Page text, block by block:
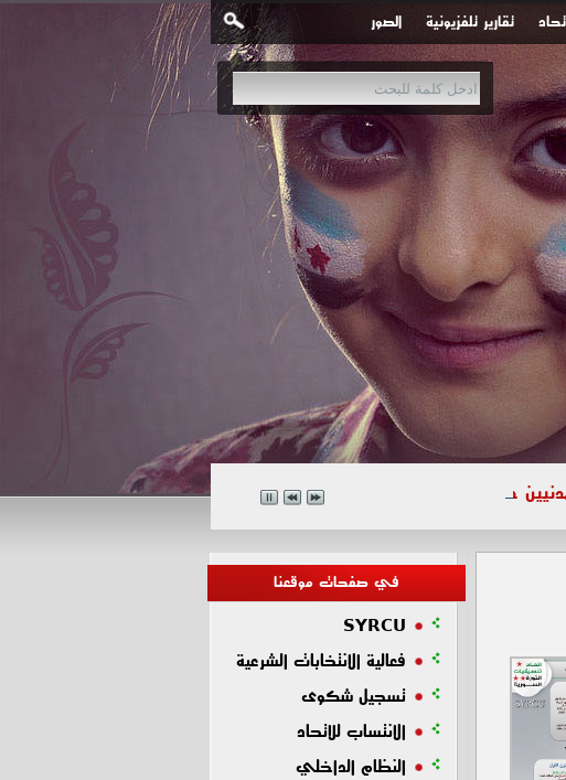
تقارير تلفزيونية الصور
السكنية في مدينة #عربين بـ 3 غارات جوية إحداها محملة بقنابل عنقودية.
في صفحات موقعنا
SYRCU
فعالية الانتخابات الشرعية
تسجيل شكوى
الانتساب للاتحاد
النظام الداخلي